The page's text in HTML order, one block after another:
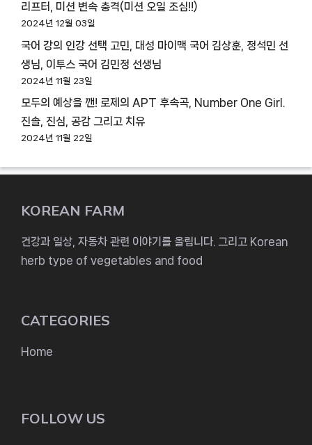
리프터, 미션 변속 충격(미션 오일 조심!!)
2024년 12월 03일
국어 강의 인강 선택 고민, 대성 마이맥 국어 김상훈, 정석민 선
생님, 이투스 국어 김민정 선생님
2024년 11월 23일
모두의 예상을 깬! 로제의 APT 후속곡, Number One Girl.
진솔, 진심, 공감 그리고 치유
2024년 11월 22일
KOREAN FARM
건강과 일상, 자동차 관련 이야기를 올립니다. 그리고 Korean
herb type of vegetables and food
CATEGORIES
Home
FOLLOW US